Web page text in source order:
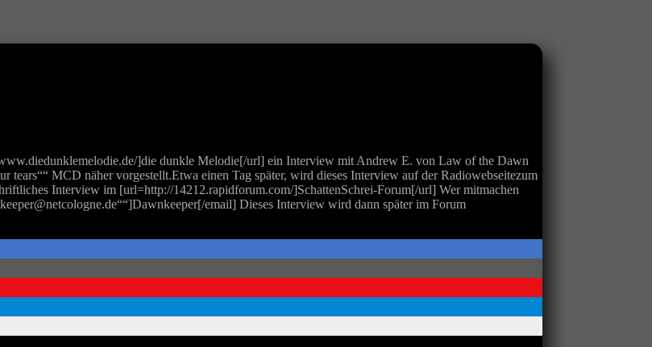
]die dunkle Melodie[/url] ein Interview mit Andrew E. von Law of the Dawn
MCD näher vorgestellt.Etwa einen Tag später, wird dieses Interview auf der Radiowebseitezum
Interview im [url=http://14212.rapidforum.com/]SchattenSchrei-Forum[/url] Wer mitmachen
email] Dieses Interview wird dann später im Forum